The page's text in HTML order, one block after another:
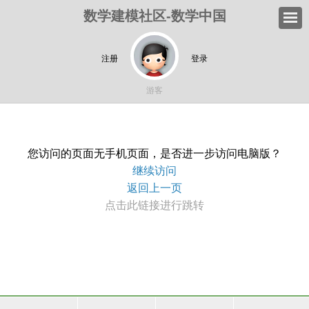
数学建模社区-数学中国
注册 登录
游客
您访问的页面无手机页面，是否进一步访问电脑版？
继续访问
返回上一页
点击此链接进行跳转